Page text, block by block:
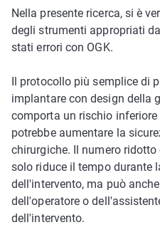
Nella presente ricerca, si è
degli strumenti appropriati
stati errori con OGK.
Il protocollo più semplice di
implantare con design della
comporta un rischio
potrebbe aumentare la
chirurgiche. Il numero
solo riduce il tempo durante
dell'intervento, ma può
dell'operatore o
dell'intervento.